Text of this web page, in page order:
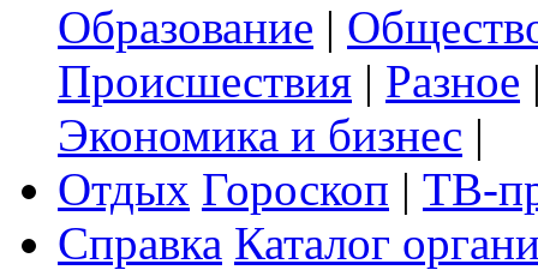
Образование |
Происшествия | Разное
Экономика и бизнес |
Отдых Гороскоп | ТВ-
Справка Каталог